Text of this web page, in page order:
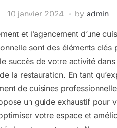
10 janvier 2024 by admin
et l’agencement d’une
sont des éléments clés
succès de votre activité dans
la restauration. En tant
de cuisines
un guide exhaustif pour
votre espace et